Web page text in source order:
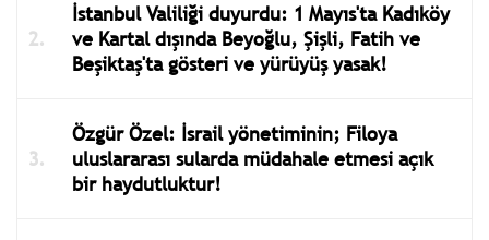
İstanbul Valiliği duyurdu: 1 Mayıs'ta Kadıköy
ve Kartal dışında Beyoğlu, Şişli, Fatih ve
Beşiktaş'ta gösteri ve yürüyüş yasak!
Özgür Özel: İsrail yönetiminin; Filoya
uluslararası sularda müdahale etmesi açık
bir haydutluktur!